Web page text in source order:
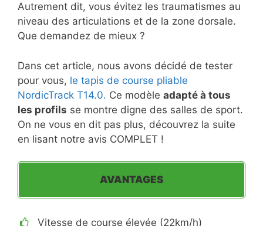
Autrement dit, vous évitez les traumatismes au
niveau des articulations et de la zone dorsale.
Que demandez de mieux ?
Dans cet article, nous avons décidé de tester
pour vous, le tapis de course pliable
NordicTrack T14.0. Ce modèle adapté à tous
les profils se montre digne des salles de sport.
On ne vous en dit pas plus, découvrez la suite
en lisant notre avis COMPLET !
AVANTAGES
Vitesse de course élevée (22km/h)